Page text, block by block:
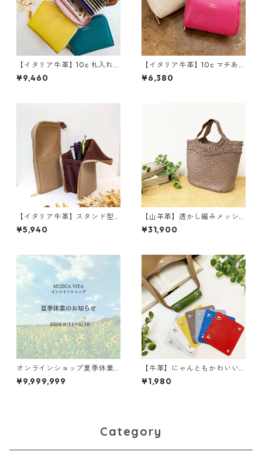
【イタリア牛革】10c 札入れ
付きラウンドファスナーウォ
レット<11色展開> 本革 牛
¥9,460
【イタリア牛革】10c マチあ
りポーチ〈10色展開〉 イタ
リアンレザー 本革 革小
¥6,380
【イタリア牛革】スタンド型
ペンケース 本革 イタリア
ンレザー 牛革 ペンケー
¥5,940
【山羊革】透かし編みメッシ
ュトートバッグ Sサイズ<４色
展開> 手編み ハンドメイ
¥31,900
オンラインショップ夏季休業
のお知らせ
¥9,999,999
【牛革】にゃんともかわいい
ハンドルカバー大〈22色展
開〉 ネコ ネコグッズ ハン
¥1,980
Category